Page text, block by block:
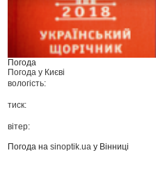
Погода
Погода у Києві
вологість:
тиск:
вітер:
Погода наsinoptik.ua у Вінниці